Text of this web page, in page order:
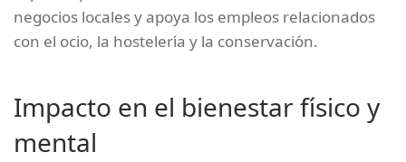
negocios locales y apoya los empleos relacionados
con el ocio, la hostelería y la conservación.
Impacto en el bienestar físico y
mental